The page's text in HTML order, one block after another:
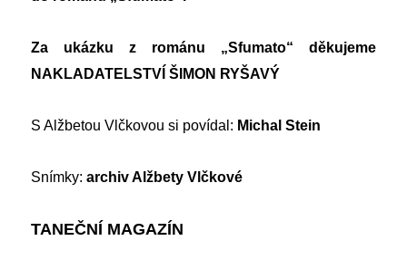
Za ukázku z románu „Sfumato“ děkujeme
NAKLADATELSTVÍ ŠIMON RYŠAVÝ
S Alžbetou Vlčkovou si povídal: Michal Stein
Snímky: archiv Alžbety Vlčkové
TANEČNÍ MAGAZÍN